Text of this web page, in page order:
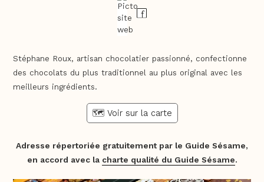
Stéphane Roux, artisan chocolatier passionné, confectionne
des chocolats du plus traditionnel au plus original avec les
meilleurs ingrédients.
🗺️ Voir sur la carte
Adresse répertoriée gratuitement par le Guide Sésame,
en accord avec la charte qualité du Guide Sésame.